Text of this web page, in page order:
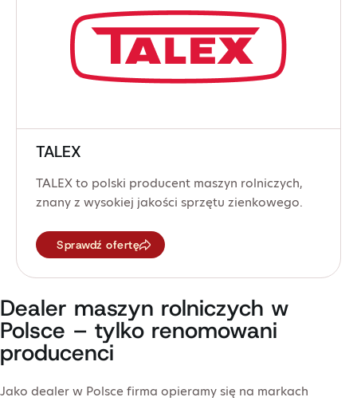
TALEX
TALEX to polski producent maszyn rolniczych,
znany z wysokiej jakości sprzętu zienkowego.
Sprawdź ofertę
Dealer maszyn rolniczych w
Polsce – tylko renomowani
producenci
Jako dealer w Polsce firma opieramy się na markach